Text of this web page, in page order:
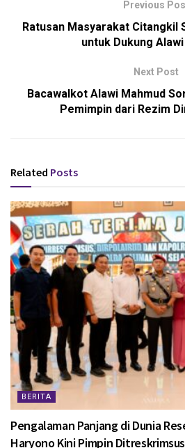
Previous
Ratusan Masyarakat Citangkil
untuk Dukung
Next Post
Bacawalkot Alawi Mahmud
Pemimpin dari Rezim
Related Posts
BERITA
Pengalaman Panjang di Dunia
Haryono Kini Pimpin